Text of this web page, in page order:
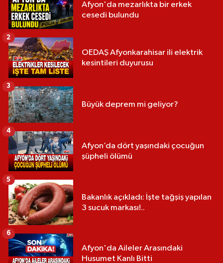
Afyon'da mezarlıkta bir erkek
cesedi bulundu
OEDAŞ Afyonkarahisar ili elektrik
kesintileri duyurusu
2
Büyük deprem mi geliyor?
3
Afyon’da dört yaşındaki çocuğun
şüpheli ölümü
4
Bakanlık açıkladı: İşte tağşiş yapılan
3 sucuk markası!..
5
Afyon'da Aileler Arasındaki
Husumet Kanlı Bitti
6